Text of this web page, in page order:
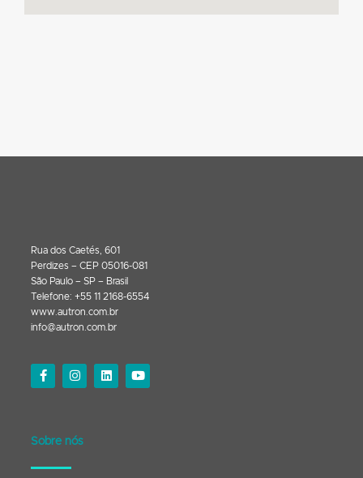
Rua dos Caetés, 601
Perdizes – CEP 05016-081
São Paulo – SP – Brasil
Telefone: +55 11 2168-6554
www.autron.com.br
info@autron.com.br
Sobre nós